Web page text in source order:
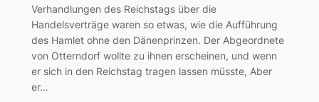
Verhandlungen des Reichstags über die
Handelsverträge waren so etwas, wie die Aufführung
des Hamlet ohne den Dänenprinzen. Der Abgeordnete
von Otterndorf wollte zu ihnen erscheinen, und wenn
er sich in den Reichstag tragen lassen müsste, Aber
er…